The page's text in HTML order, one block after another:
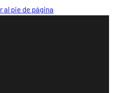
al pie de página